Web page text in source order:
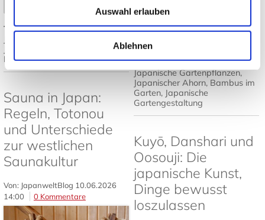
Auswahl erlauben
Ablehnen
Tags: Japanisches Design,
Tatami und
Futon
➤
Mehr lesen
Tags: Japanischer Garten,
Japanische Gartenpflanzen,
Japanischer Ahorn, Bambus im
Garten, Japanische
Gartengestaltung
Sauna in Japan:
Regeln, Totonou
und Unterschiede
zur westlichen
Saunakultur
Von: JapanweltBlog 10.06.2026
14:00
0 Kommentare
Kuyō, Danshari und
Oosouji: Die
japanische Kunst,
Dinge bewusst
loszulassen